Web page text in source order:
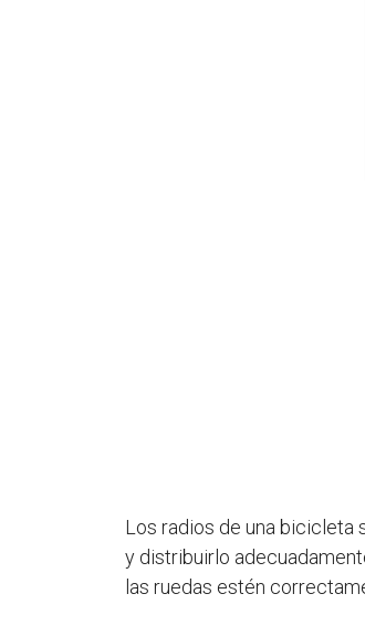
Los radios de una bicicleta
y distribuirlo
las ruedas estén